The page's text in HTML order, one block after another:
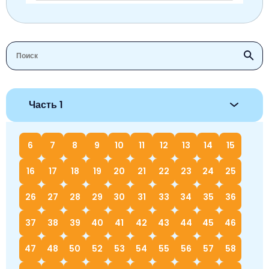
Часть 1
6 7 8 9 10 11 12 13 14 15
16 17 18 19 20 21 22 23 24 25
26 27 28 29 30 31 33 34 35 36
37 38 39 40 41 42 43 44 45 46
47 48 50 52 53 54 55 56 57 58